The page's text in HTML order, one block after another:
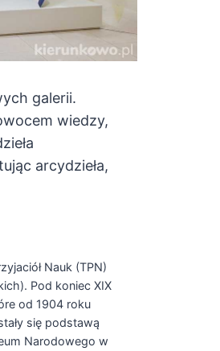
galerii.
wiedzy,
arcydzieła,
Nauk (TPN)
Pod koniec XIX
od 1904 roku
się podstawą
Narodowego w